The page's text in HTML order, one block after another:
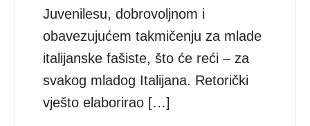
Juvenilesu, dobrovoljnom i
obavezujućem takmičenju za mlade
italijanske fašiste, što će reći – za
svakog mladog Italijana. Retorički
vješto elaborirao […]